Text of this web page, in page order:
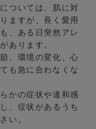
ついては、肌に対
ますが、長く愛用
、ある日突然アレ
あります。
、環境の変化、心
も急に合わなくな
かの症状や違和感
、症状があるうち
い。